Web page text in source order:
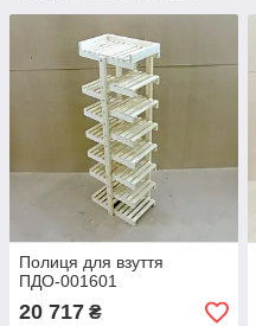
Полиця для взуття
ПДО-001601
20 717 ₴